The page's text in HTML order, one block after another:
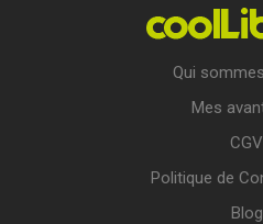
Qui
Mes
CGV
Politique de
Blog